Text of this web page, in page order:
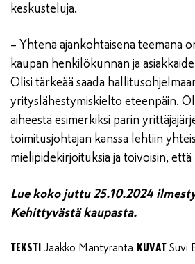
keskusteluja.
– Yhtenä ajankohtaisena teemana
kaupan henkilökunnan ja
Olisi tärkeää saada
yrityslähestymiskielto eteenpäin.
aiheesta esimerkiksi parin
toimitusjohtajan kanssa lehtiin
mielipidekirjoituksia ja toivoisin, että
Lue koko juttu 25.10.2024
Kehittyvästä kaupasta.
TEKSTI Jaakko Mäntyranta KUVAT Suvi